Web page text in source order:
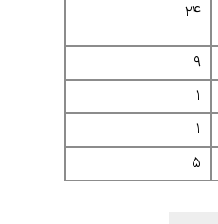
۲۴
۹
۱
۱
۵